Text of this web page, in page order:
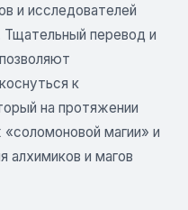
и исследователей
Тщательный перевод и
к
на протяжении
магии» и
алхимиков и магов